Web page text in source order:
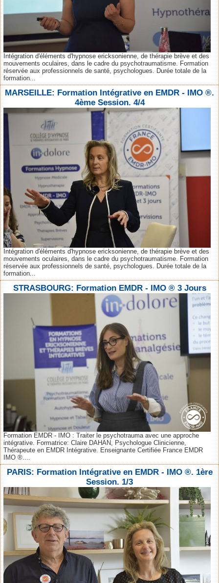
Intégration d'éléments d'hypnose ericksonienne, de thérapie brève et des
mouvements oculaires, dans le cadre du psychotraumatisme. Formation
réservée aux professionnels de santé, psychologues. Durée totale de la
formation...
MARSEILLE: Formation Intégrative en EMDR - IMO ®.
4ème Session. 4/4
Intégration d'éléments d'hypnose ericksonienne, de thérapie brève et des
mouvements oculaires, dans le cadre du psychotraumatisme. Formation
réservée aux professionnels de santé, psychologues. Durée totale de la
formation...
STRASBOURG: Formation EMDR - IMO ® 3 Jours
Formation EMDR - IMO : Traiter le psychotrauma avec une approche
intégrative. Formatrice: Claire DAHAN, Psychologue Clinicienne,
Thérapeute en EMDR Intégrative. Enseignante Certifiée France EMDR
IMO ®....
PARIS: Formation Intégrative en EMDR - IMO ®. 1ère
Session. 1/3